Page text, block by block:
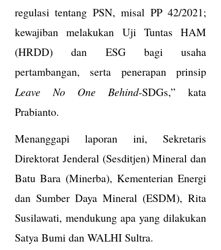
regulasi tentang PSN, misal PP 42/2021;
kewajiban melakukan Uji Tuntas HAM
(HRDD) dan ESG bagi usaha
pertambangan, serta penerapan prinsip
Leave No One Behind-SDGs,” kata
Prabianto.
Menanggapi laporan ini, Sekretaris
Direktorat Jenderal (Sesditjen) Mineral dan
Batu Bara (Minerba), Kementerian Energi
dan Sumber Daya Mineral (ESDM), Rita
Susilawati, mendukung apa yang dilakukan
Satya Bumi dan WALHI Sultra.